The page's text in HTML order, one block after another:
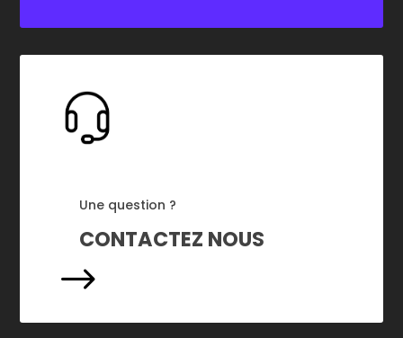
Une question ?
CONTACTEZ NOUS
$